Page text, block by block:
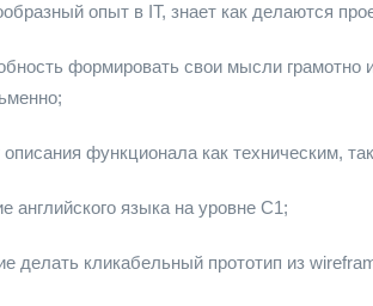
опыт в IT, знает как делаются
формировать свои мысли грамотно
функционала как техническим,
английского языка на уровне С1;
делать кликабельный прототип из